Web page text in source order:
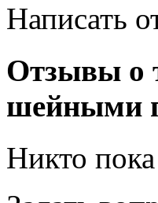
Написать
Отзывы о
шейными
Никто